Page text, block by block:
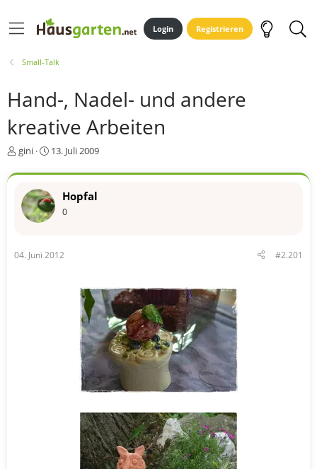
Login Registrieren
Small-Talk
Hand-, Nadel- und andere
kreative Arbeiten
E
s
e
r
gini
E
s
e
l
a
13. Juli 2009
Hopfal
0
04. Juni 2012 #2.201